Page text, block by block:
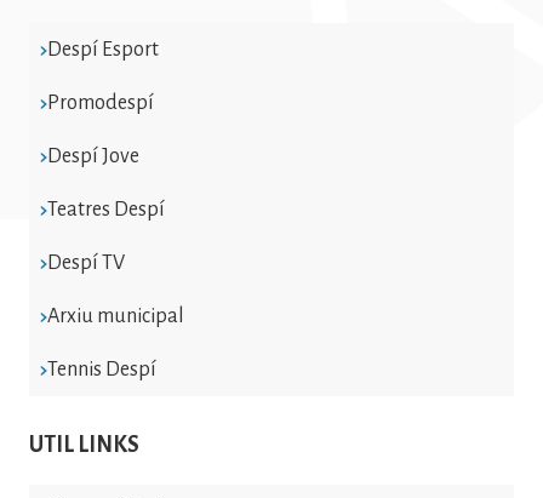
Despí Esport
Promodespí
Despí Jove
Teatres Despí
Despí TV
Arxiu municipal
Tennis Despí
UTIL LINKS